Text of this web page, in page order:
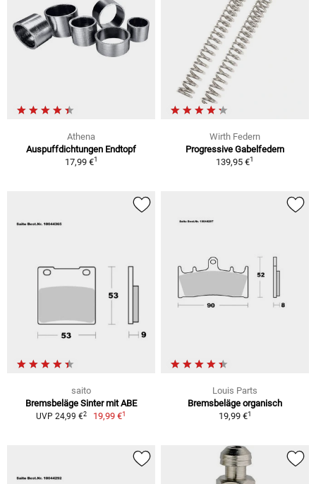
Athena
Auspuffdichtungen Endtopf
17,99 €1
Wirth Federn
Progressive Gabelfedern
139,95 €1
saito
Bremsbeläge Sinter mit ABE
UVP 24,99 €2 19,99 €1
Louis Parts
Bremsbeläge organisch
19,99 €1